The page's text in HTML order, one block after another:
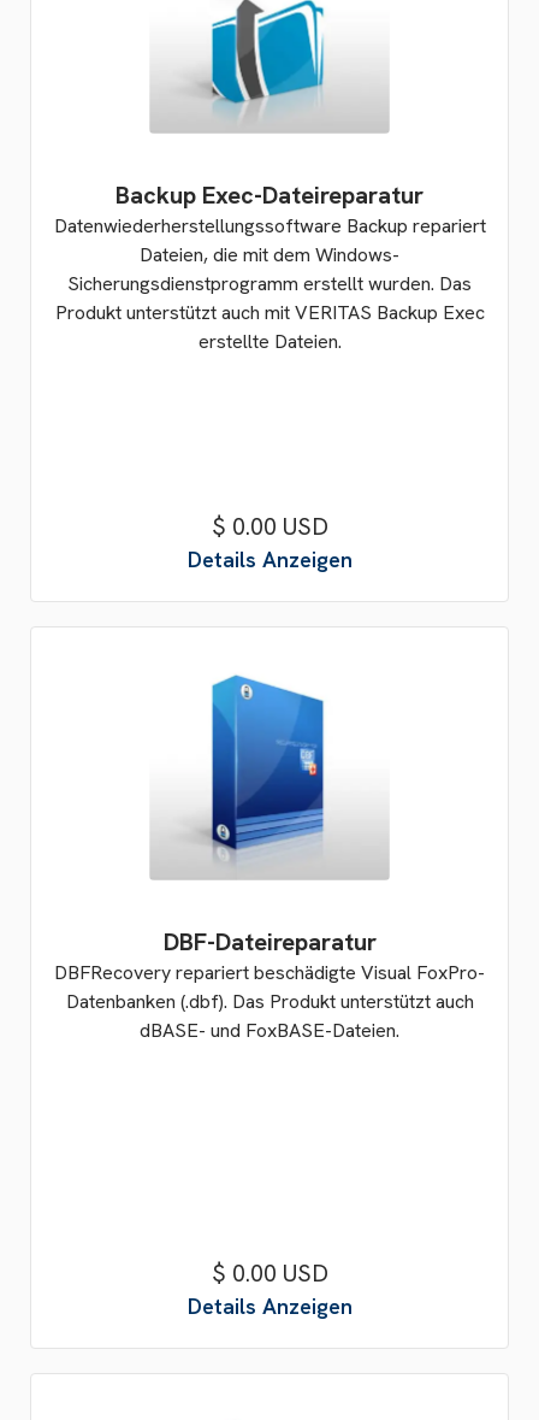
Backup Exec-Dateireparatur
Datenwiederherstellungssoftware Backup repariert
Dateien, die mit dem Windows-
Sicherungsdienstprogramm erstellt wurden. Das
Produkt unterstützt auch mit VERITAS Backup Exec
erstellte Dateien.
$ 0.00 USD
Details Anzeigen
DBF-Dateireparatur
DBFRecovery repariert beschädigte Visual FoxPro-
Datenbanken (.dbf). Das Produkt unterstützt auch
dBASE- und FoxBASE-Dateien.
$ 0.00 USD
Details Anzeigen